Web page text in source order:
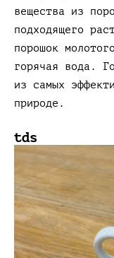
вещества из
подходящего
порошок
горячая вода.
из самых
природе.
tds